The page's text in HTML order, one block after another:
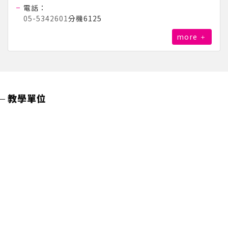
電話：
05-5342601 分機6125
more
教學單位